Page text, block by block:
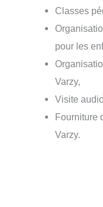
Classes
pour les
Varzy,
Visite
Fourniture
Varzy.